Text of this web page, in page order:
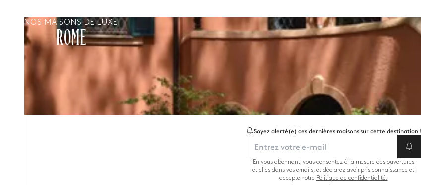
NOS MAISONS DE LUXE
ROME
Soyez alerté(e) des dernières maisons sur cette destination !
En vous abonnant, vous consentez à la mesure des ouvertures
et clics dans vos emails, et déclarez avoir pris connaissance et
accepté notre Politique de confidentialité.